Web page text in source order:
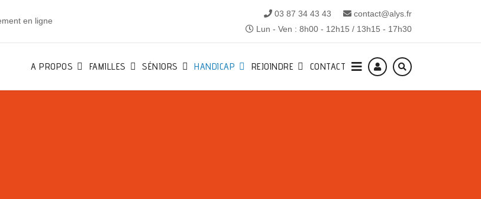
en ligne
03 87 34 43 43
contact@alys.fr
Lun - Ven : 8h00 - 12h15 / 13h15 - 17h30
A PROPOS FAMILLES SÉNIORS HANDICAP REJOINDRE CONTACT